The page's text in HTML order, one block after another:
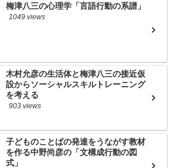
梅津八三の心理学「言語行動の系譜」
1049 views
木村允彦の生活体と梅津八三の接近仮
設からソーシャルスキルトレーニング
を考える
903 views
子どものことばの発達をうながす教材
を作る中野尚彦の「文構成行動の図
式」